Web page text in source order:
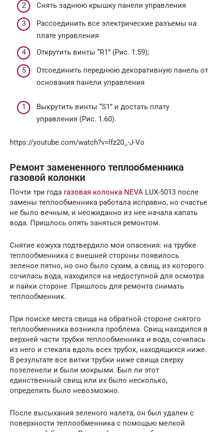
Снять заднюю крышку панели управления
Рассоединить все электрические разъемы на
плате управления
Открутить винты “R1” (Рис. 1.59);
Отсоединить переднюю декоративную панель от
основания панели управления
Выкрутить винты “S1” и достать плату
управления (Рис. 1.60).
https://youtube.com/watch?v=lfz20_-J-Vo
Ремонт замененного теплообменника
газовой колонки
Почти три года газовая колонка NEVA LUX-5013 после
замены теплообменника работала исправно, но счастье
не было вечным, и неожиданно из нее начала капать
вода. Пришлось опять заняться ремонтом.
Снятие кожуха подтвердило мои опасения: на трубке
теплообменника с внешней стороны появилось
зеленое пятно, но оно было сухим, а свищ, из которого
сочилась вода, находился на недоступной для осмотра
и пайки стороне. Пришлось для ремонта снимать
теплообменник.
При поиске места свища на обратной стороне снятого
теплообменника возникла проблема. Свищ находился в
верхней части трубки теплообменника и вода, сочилась
из него и стекала вдоль всех трубок, находящихся ниже.
В результате все витки трубки ниже свища сверху
позеленели и были мокрыми. Был ли этот
единственный свищ или их было несколько,
определить было невозможно.
После высыхания зеленого налета, он был удален с
поверхности теплообменника с помощью мелкой